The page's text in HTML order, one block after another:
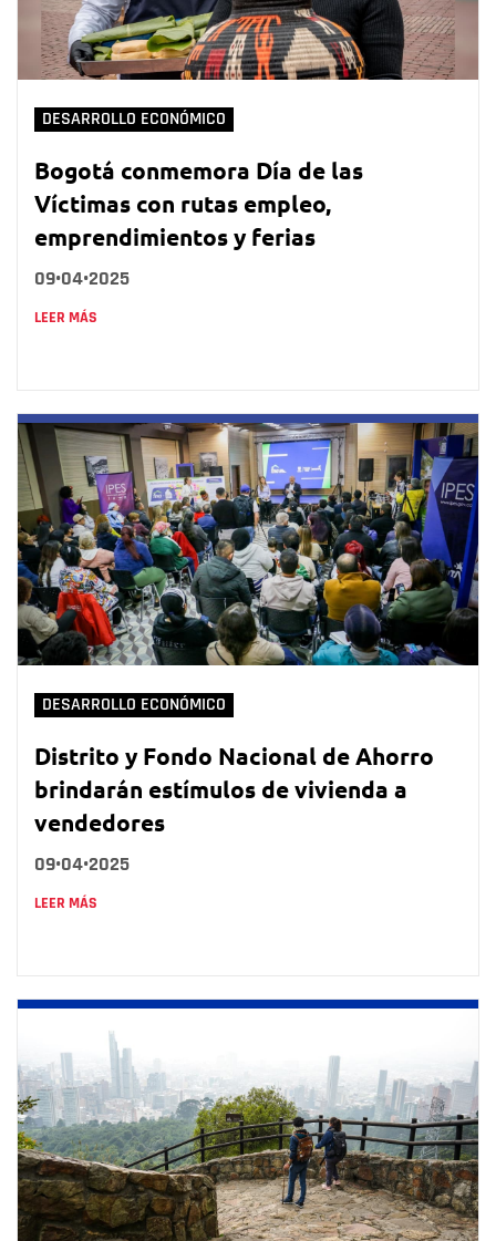
DESARROLLO ECONÓMICO
Bogotá conmemora Día de las
Víctimas con rutas empleo,
emprendimientos y ferias
09•04•2025
LEER MÁS
DESARROLLO ECONÓMICO
Distrito y Fondo Nacional de Ahorro
brindarán estímulos de vivienda a
vendedores
09•04•2025
LEER MÁS